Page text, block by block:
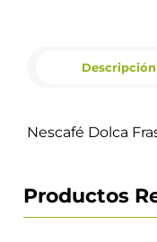
Descripción
Nescafé Dolca
Productos